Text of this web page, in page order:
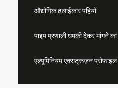
औद्योगिक ढलाईकार पहियों
पाइप प्रणाली धमकी देकर मांगने का
एल्यूमिनियम एक्सट्रूज़न प्रोफाइल